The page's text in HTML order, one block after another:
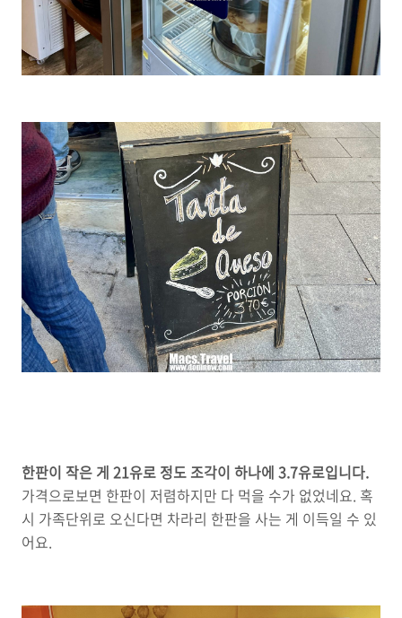
한판이 작은 게 21유로 정도 조각이 하나에 3.7유로입니다.
가격으로보면 한판이 저렴하지만 다 먹을 수가 없었네요. 혹
시 가족단위로 오신다면 차라리 한판을 사는 게 이득일 수 있
어요.